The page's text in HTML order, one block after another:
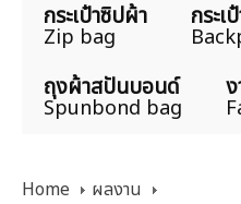
กระเป๋าซิปผ้า
Zip bag
กระเ
ถุงผ้าสปันบอนด์
Spunbond bag
Home
ผลงาน